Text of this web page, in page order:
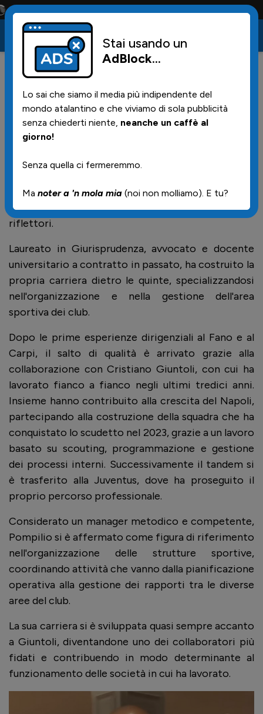
solo la maglia e solo i tifosi la portano tutta la vita
10/06/2026 | 20.20
Chi e' Pompilio, il nuovo
dirigente atalantino
apprezzati del calcio italiano degli ultimi anni,
anche se il suo nome è rimasto spesso lontano dai
riflettori.
Laureato in Giurisprudenza, avvocato e docente
universitario a contratto in passato, ha costruito la
propria carriera dietro le quinte, specializzandosi
nell'organizzazione e nella gestione dell'area
sportiva dei club.
Dopo le prime esperienze dirigenziali al Fano e al
Carpi, il salto di qualità è arrivato grazie alla
collaborazione con Cristiano Giuntoli, con cui ha
lavorato fianco a fianco negli ultimi tredici anni.
Insieme hanno contribuito alla crescita del Napoli,
partecipando alla costruzione della squadra che ha
conquistato lo scudetto nel 2023, grazie a un lavoro
basato su scouting, programmazione e gestione
dei processi interni. Successivamente il tandem si
è trasferito alla Juventus, dove ha proseguito il
proprio percorso professionale.
Considerato un manager metodico e competente,
Pompilio si è affermato come figura di riferimento
nell'organizzazione delle strutture sportive,
coordinando attività che vanno dalla pianificazione
operativa alla gestione dei rapporti tra le diverse
aree del club.
La sua carriera si è sviluppata quasi sempre accanto
a Giuntoli, diventandone uno dei collaboratori più
fidati e contribuendo in modo determinante al
funzionamento delle società in cui ha lavorato.
Stai usando un
AdBlock...
Lo sai che siamo il media più indipendente del
mondo atalantino e che viviamo di sola pubblicità
senza chiederti niente, neanche un caffè al
giorno!
Senza quella ci fermeremmo.
Ma noter a 'n mola mia (noi non molliamo). E tu?